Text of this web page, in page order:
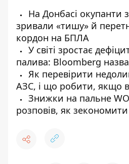
На Донбасі окупанти
зривали «тишу» й
кордон на БПЛА
У світі зростає
палива: Bloomberg
Як перевірити
АЗС, і що робити, якщо
Знижки на пальне
розповів, як